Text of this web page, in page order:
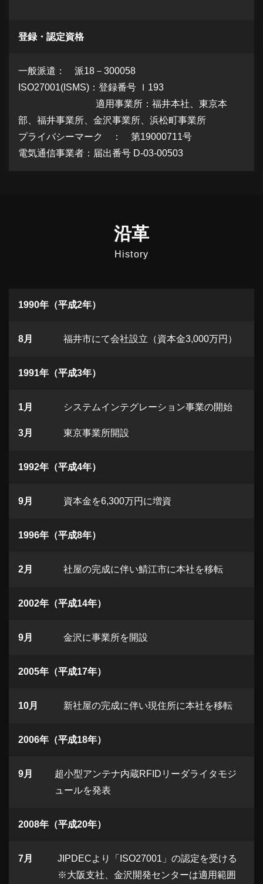
登録・認定資格
一般派遣： 派18－300058
ISO27001(ISMS)：登録番号 Ｉ193
適用事業所：福井本社、東京本
部、福井事業所、金沢事業所、浜松町事業所
プライバシーマーク ： 第19000711号
電気通信事業者：届出番号 D-03-00503
沿革
History
1990年（平成2年）
8月 福井市にて会社設立（資本金3,000万円）
1991年（平成3年）
1月 システムインテグレーション事業の開始
3月 東京事業所開設
1992年（平成4年）
9月 資本金を6,300万円に増資
1996年（平成8年）
2月 社屋の完成に伴い鯖江市に本社を移転
2002年（平成14年）
9月 金沢に事業所を開設
2005年（平成17年）
10月 新社屋の完成に伴い現住所に本社を移転
2006年（平成18年）
9月
超小型アンテナ内蔵RFIDリーダライタモジ
ュールを発表
2008年（平成20年）
7月
JIPDECより「ISO27001」の認定を受ける
※大阪支社、金沢開発センターは適用範囲